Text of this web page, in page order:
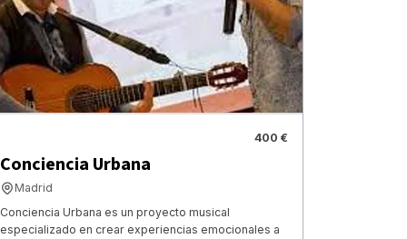
400 €
Conciencia Urbana
Madrid
Conciencia Urbana es un proyecto musical
especializado en crear experiencias emocionales a